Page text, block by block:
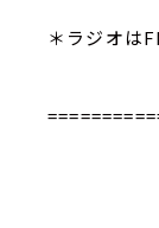
＊ラジオは